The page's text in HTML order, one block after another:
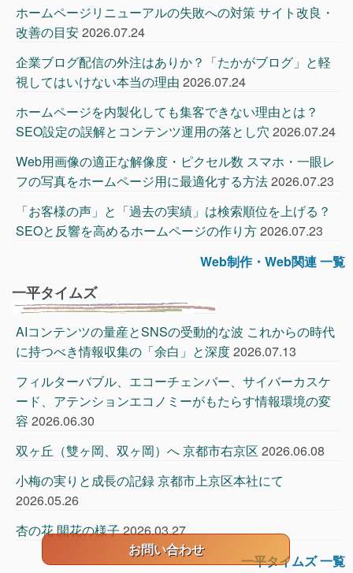
ホームページリニューアルの失敗への対策 サイト改良・
改善の目安2026.07.24
企業ブログ配信の外注はありか？「たかがブログ」と軽
視してはいけない本当の理由 2026.07.24
ホームページを内製化しても集客できない理由とは？
SEO設定の誤解とコンテンツ運用の落とし穴 2026.07.24
Web用画像の適正な解像度・ピクセル数 スマホ・一眼レ
フの写真をホームページ用に最適化する方法2026.07.23
「お客様の声」と「過去の実績」は検索順位を上げる？
SEOと反響を高めるホームページの作り方2026.07.23
Web制作・Web関連 一覧
一平タイムズ
AIコンテンツの量産とSNSの受動的な波 これからの時代
に持つべき情報収集の「余白」と深度2026.07.13
フィルターバブル、エコーチェンバー、サイバーカスケ
ード、アテンションエコノミーがもたらす情報環境の変
容 2026.06.30
双ヶ丘（雙ヶ岡、双ヶ岡）へ 京都市右京区 2026.06.08
小梅の実りと成長の記録 京都市上京区本社にて
2026.05.26
杏の花 開花の様子2026.03.27
一平タイムズ 一覧
お問い合わせ